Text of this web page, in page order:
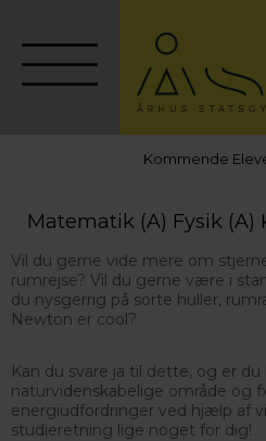
Kommende
Matematik (A) Fysik (A)
Vil du gerne vide mere om
rumrejse? Vil du gerne være i
du nysgerrig på sorte huller,
Newton er cool?
Kan du svare ja til dette, og er
naturvidenskabelige område og
energiudfordringer ved hjælp af
studieretning lige noget for dig!